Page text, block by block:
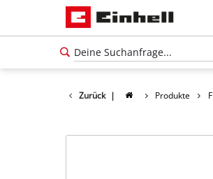
Zurück | Produkte